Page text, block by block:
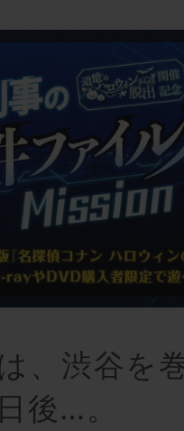
、渋谷を
後…。